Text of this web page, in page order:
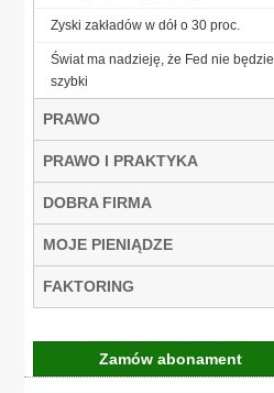
Zyski zakładów w dół o 30 proc.
Świat ma nadzieję, że Fed nie będzie
szybki
PRAWO
PRAWO I PRAKTYKA
DOBRA FIRMA
MOJE PIENIĄDZE
FAKTORING
Zamów abonament